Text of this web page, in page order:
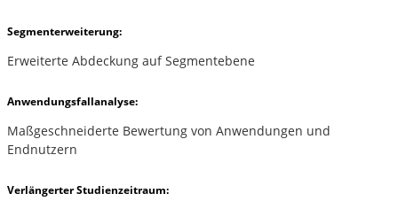
Segmenterweiterung:
Erweiterte Abdeckung auf Segmentebene
Anwendungsfallanalyse:
Maßgeschneiderte Bewertung von Anwendungen und
Endnutzern
Verlängerter Studienzeitraum: